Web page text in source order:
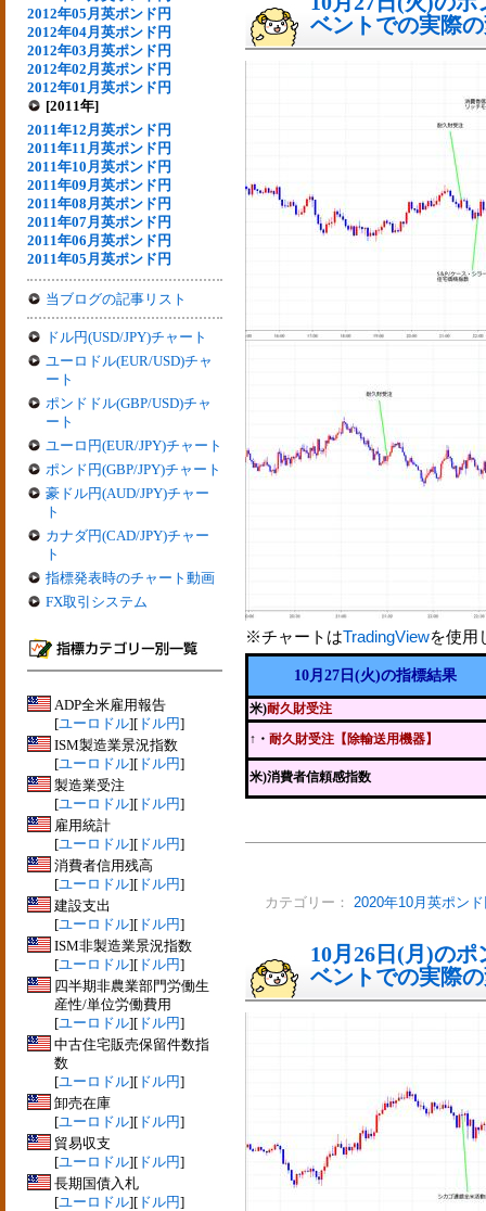
2012年05月英ポンド円
2012年04月英ポンド円
2012年03月英ポンド円
2012年02月英ポンド円
2012年01月英ポンド円
[2011年]
2011年12月英ポンド円
2011年11月英ポンド円
2011年10月英ポンド円
2011年09月英ポンド円
2011年08月英ポンド円
2011年07月英ポンド円
2011年06月英ポンド円
2011年05月英ポンド円
当ブログの記事リスト
ドル円(USD/JPY)チャート
ユーロドル(EUR/USD)チャ
ート
ポンドドル(GBP/USD)チャ
ート
ユーロ円(EUR/JPY)チャート
ポンド円(GBP/JPY)チャート
豪ドル円(AUD/JPY)チャー
ト
カナダ円(CAD/JPY)チャー
ト
指標発表時のチャート動画
FX取引システム
ADP全米雇用報告
[ユーロドル][ ドル円]
ISM製造業景況指数
[ユーロドル][ ドル円]
製造業受注
[ユーロドル][ ドル円]
雇用統計
[ユーロドル][ ドル円]
消費者信用残高
[ユーロドル][ ドル円]
建設支出
[ユーロドル][ ドル円]
ISM非製造業景況指数
[ユーロドル][ ドル円]
四半期非農業部門労働生
産性/単位労働費用
[ユーロドル][ ドル円]
中古住宅販売保留件数指
数
[ユーロドル][ ドル円]
卸売在庫
[ユーロドル][ ドル円]
貿易収支
[ユーロドル][ ドル円]
長期国債入札
[ユーロドル][ ドル円]
ベントでの実際
※チャートはTradingViewを使用
10月27日(火)の指標結果
米)耐久財受注
↑ ・ 耐久財受注【除輸送用機器】
米)消費者信頼感指数
カテゴリー： 2020年10月英ポン
10月26日(月)の
ベントでの実際